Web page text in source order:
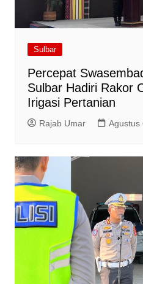
Sulbar
Percepat
Sulbar Hadiri Rakor
Irigasi Pertanian
Rajab Umar Agustus